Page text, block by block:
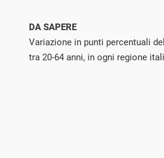
DA SAPERE
Variazione in punti percentuali
tra 20-64 anni, in ogni regione